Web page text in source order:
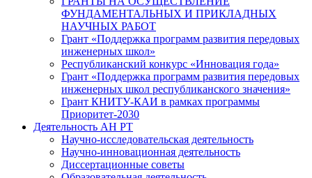
ФУНДАМЕНТАЛЬНЫХ И ПРИКЛАДНЫХ
НАУЧНЫХ РАБОТ
Грант «Поддержка программ развития передовых
инженерных школ»
Республиканский конкурс «Инновация года»
Грант «Поддержка программ развития передовых
инженерных школ республиканского значения»
Грант КНИТУ-КАИ в рамках программы
Приоритет-2030
Деятельность АН РТ
Научно-исследовательская деятельность
Научно-инновационная деятельность
Диссертационные советы